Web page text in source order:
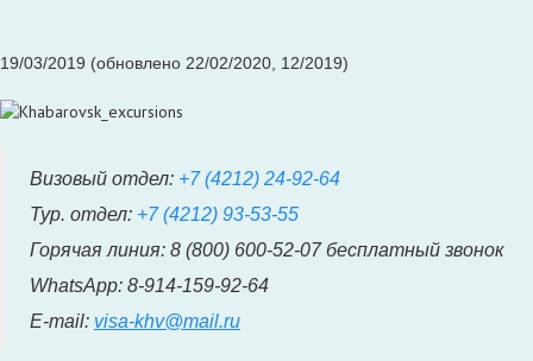
19/03/2019 (обновлено 22/02/2020, 12/2019)
Визовый отдел: +7 (4212) 24-92-64
Тур. отдел: +7 (4212) 93-53-55
Горячая линия: 8 (800) 600-52-07 бесплатный звонок
WhatsApp: 8-914-159-92-64
E-mail: visa-khv@mail.ru